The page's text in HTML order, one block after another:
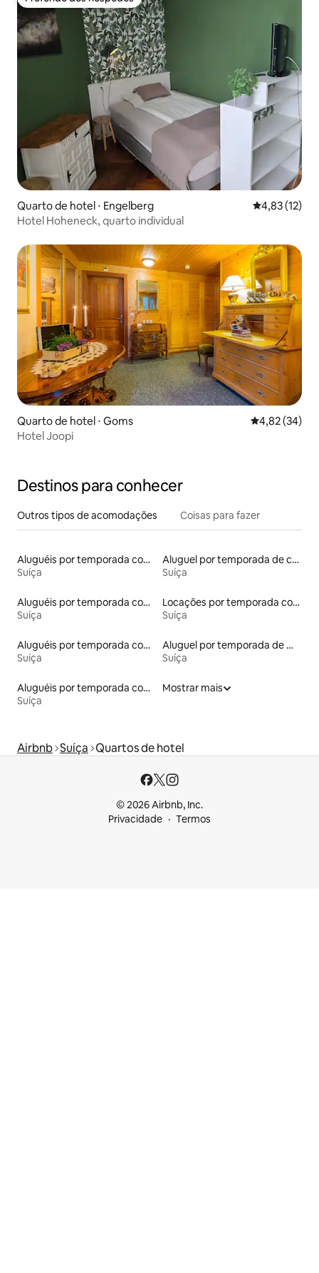
Preferido dos hóspedes
Quarto de hotel ⋅ Engelberg 4,83 de uma
4,83 (12)
Hotel Hoheneck, quarto individual
Quarto de hotel ⋅ Goms 4,82 de uma
4,82 (34)
Hotel Joopi
Destinos para conhecer
Outros tipos de acomodações Coisas para fazer
Aluguéis por temporada com acesso ao lago
Suíça
Aluguel por temporada de casas de veraneio
Suíça
Aluguéis por temporada com caiaque
Suíça
Locações por temporada com piscina
Suíça
Aluguéis por temporada com cama de altura acessível
Suíça
Aluguel por temporada de microcasas
Suíça
Aluguéis por temporada com suítes privativas
Suíça
Mostrar mais
Airbnb Suíça Quartos de hotel
© 2026 Airbnb, Inc.
Privacidade
Termos